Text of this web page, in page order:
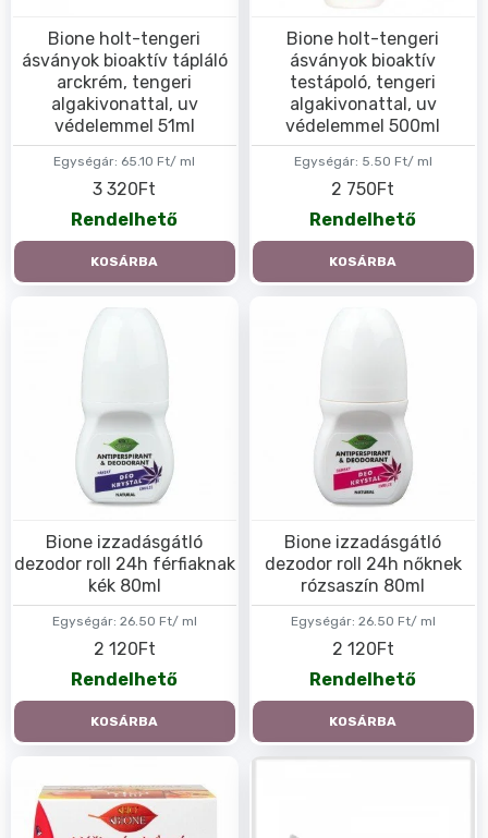
Egységár: 65.10 Ft/ ml
Bione holt-tengeri
ásványok bioaktív tápláló
arckrém, tengeri
algakivonattal, uv
védelemmel 51ml
3 320Ft
Rendelhető
KOSÁRBA
Egységár: 5.50 Ft/ ml
Bione holt-tengeri
ásványok bioaktív
testápoló, tengeri
algakivonattal, uv
védelemmel 500ml
2 750Ft
Rendelhető
KOSÁRBA
Egységár: 26.50 Ft/ ml
Bione izzadásgátló
dezodor roll 24h férfiaknak
kék 80ml
2 120Ft
Rendelhető
KOSÁRBA
Egységár: 26.50 Ft/ ml
Bione izzadásgátló
dezodor roll 24h nőknek
rózsaszín 80ml
2 120Ft
Rendelhető
KOSÁRBA